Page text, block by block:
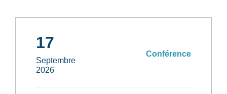
17
Septembre
2026
Conférence